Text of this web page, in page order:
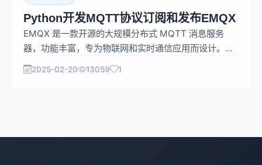
Python开发MQTT协议订阅和发布EMQX
EMQX 是一款开源的大规模分布式 MQTT 消息服务
器，功能丰富，专为物联网和实时通信应用而设计。要
实现一个基于 Flask 和 Bootstrap 的 Web 应用，用于
对 EMQ X（现 EMQX）进行消息的发布、订阅和取消
2025-02-20 13059 1